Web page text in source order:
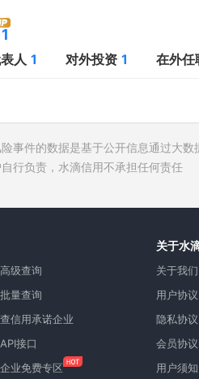
法院
失
司
1
人 1 对外投资 1 在外任
事件的数据是基于公开信息通过大
行负责，水滴信用不承担任何责任
高级查询
批量查询
查信用承诺企业
API接口
企业免费专区
关于水
关于我们
用户协议
隐私协议
会员协议
用户须知